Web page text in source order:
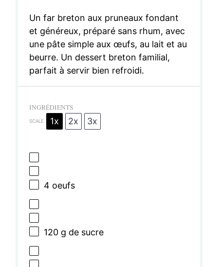
Un far breton aux pruneaux fondant
et généreux, préparé sans rhum, avec
une pâte simple aux œufs, au lait et au
beurre. Un dessert breton familial,
parfait à servir bien refroidi.
INGRÉDIENTS
SCALE 1x 2x 3x
4 oeufs
120 g de sucre